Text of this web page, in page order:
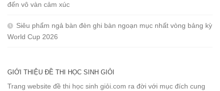
đến vô vàn cảm xúc
Siêu phẩm ngả bàn đèn ghi bàn ngoạn mục nhất vòng bảng kỳ
World Cup 2026
GIỚI THIỆU ĐỀ THI HỌC SINH GIỎI
Trang website đề thi học sinh giỏi.com ra đời với mục đích cung